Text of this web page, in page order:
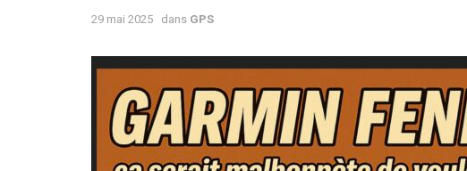
29 mai 2025 dans GPS